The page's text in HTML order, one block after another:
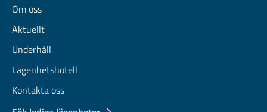
Om oss
Aktuellt
Underhåll
Lägenhetshotell
Kontakta oss